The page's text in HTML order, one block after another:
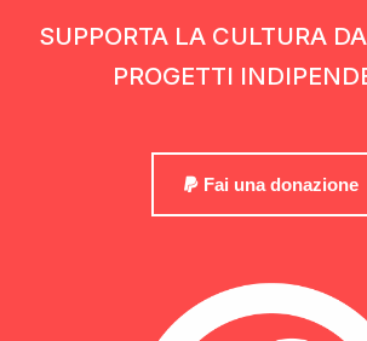
SUPPORTA LA CULTURA
PROGETTI
Fai una donazione